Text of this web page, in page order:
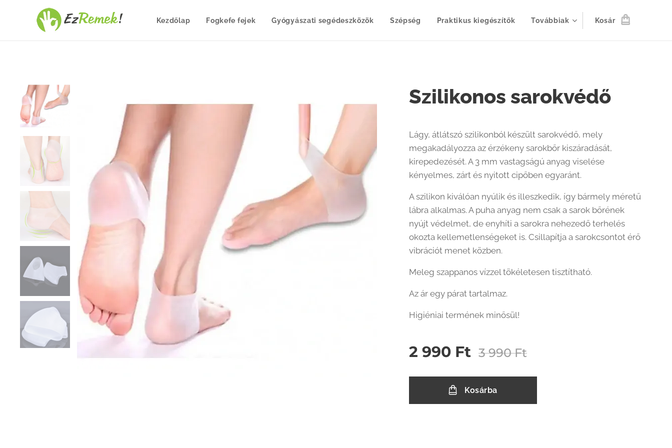
Kezdőlap Fogkefe fejek Gyógyászati segédeszközök Szépség Praktikus kiegészítők Továbbiak Kosár
Szilikonos sarokvédő
Lágy, átlátszó szilikonból készült sarokvédő, mely
megakadályozza az érzékeny sarokbőr kiszáradását,
kirepedezését. A 3 mm vastagságú anyag viselése
kényelmes, zárt és nyitott cipőben egyaránt.
A szilikon kiválóan nyúlik és illeszkedik, így bármely méretű
lábra alkalmas. A puha anyag nem csak a sarok bőrének
nyújt védelmet, de enyhíti a sarokra nehezedő terhelés
okozta kellemetlenségeket is. Csillapítja a sarokcsontot érő
vibrációt menet közben.
Meleg szappanos vízzel tökéletesen tisztítható.
Az ár egy párat tartalmaz.
Higiéniai termének minősül!
2 990 Ft 3 990Ft
Kosárba